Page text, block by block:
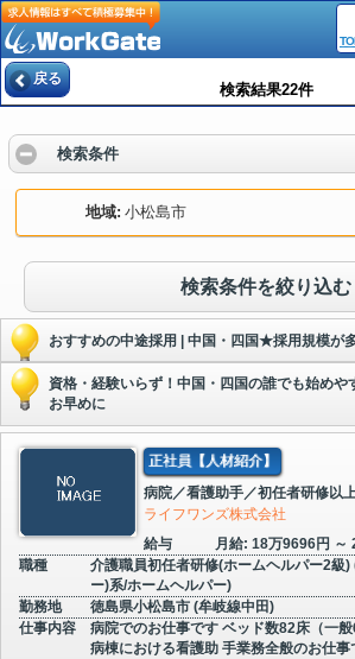
戻る
検索結果22件
検索条件
地域 小松島市
検索条件を絞り込む
おすすめの中途採用 | 中国・四国★採用規模が
資格・経験いらず！中国・四国の誰でも始め
お早めに
正社員【人材紹介】
病院／看護助手／初任者研修以
ライフワンズ株式会社
給与
月給: 18万9696円 ～
職種
介護職員初任者研修(ホームヘルパー2級)
ー)系/ホームヘルパー)
勤務地
徳島県小松島市 (牟岐線中田)
仕事内容
病院でのお仕事です ベッド数82床（一
病棟における看護助 手業務全般のお仕事